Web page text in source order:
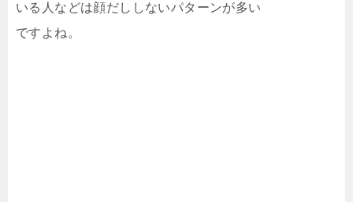
いる人などは顔だししないパターンが多い
ですよね。